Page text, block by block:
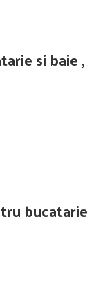
si baie ,
bucatarie